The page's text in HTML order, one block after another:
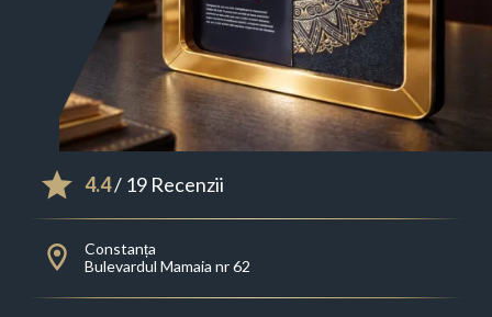
4.4/ 19 Recenzii
Constanța
Bulevardul Mamaia nr 62